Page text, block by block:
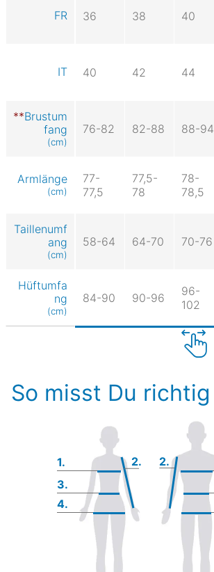
FR 36 38 40
IT 40 42 44
Brustum
fang
(cm)
76-82 82-88 88-94
Armlänge
(cm)
77-
77,5
77,5-
78
78-
78,5
Taillenumf
ang
(cm)
58-64 64-70 70-76
Hüftumfa
ng
(cm)
84-90 90-96
96-
102
So misst Du richtig
1. 2.
2.
3.
4.